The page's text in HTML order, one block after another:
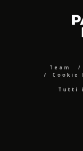
Team
Cookie
Tutti